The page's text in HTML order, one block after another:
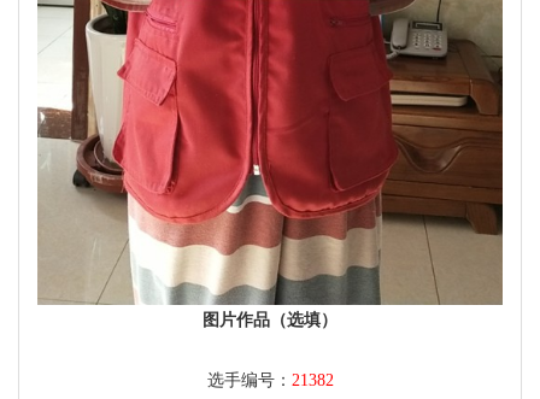
图片作品（选填）
选手编号： 21382